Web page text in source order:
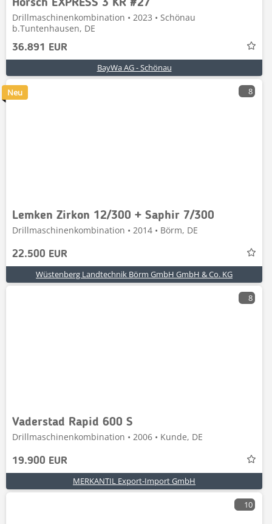
Horsch EXPRESS 3 KR #27
Drillmaschinenkombination • 2023 • Schönau
b.Tuntenhausen, DE
36.891 EUR
BayWa AG - Schönau
8
Lemken Zirkon 12/300 + Saphir 7/300
Drillmaschinenkombination • 2014 • Börm, DE
22.500 EUR
Wüstenberg Landtechnik Börm GmbH GmbH & Co. KG
Neu
8
Vaderstad Rapid 600 S
Drillmaschinenkombination • 2006 • Kunde, DE
19.900 EUR
MERKANTIL Export-Import GmbH
10